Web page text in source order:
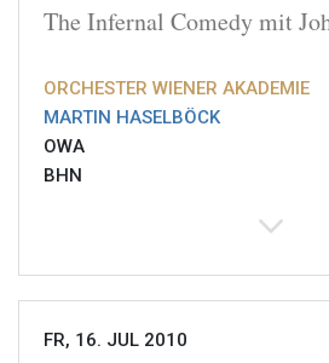
The Infernal Comedy mit
ORCHESTER WIENER AKADEMIE
MARTIN HASELBÖCK
OWA
BHN
FR, 16. JUL 2010